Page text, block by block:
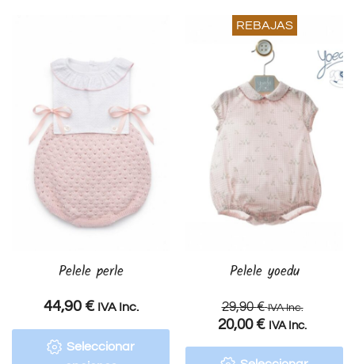
Pelele perle
44,90 € IVA Inc.
Seleccionar
REBAJAS
Pelele yoedu
29,90€ IVA Inc.
20,00€ IVA Inc.